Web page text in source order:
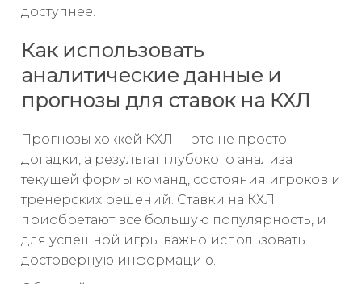
доступнее.
Как использовать
аналитические данные и
прогнозы для ставок на КХЛ
Прогнозы хоккей КХЛ — это не просто
догадки, а результат глубокого анализа
текущей формы команд, состояния игроков и
тренерских решений. Ставки на КХЛ
приобретают всё большую популярность, и
для успешной игры важно использовать
достоверную информацию.